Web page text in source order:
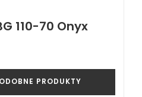
110-70 Onyx
PRODUKTY